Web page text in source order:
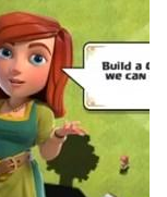
下方式聯系我們，